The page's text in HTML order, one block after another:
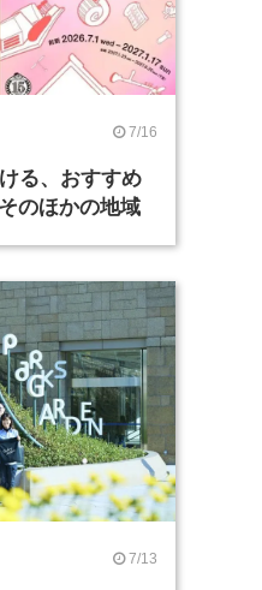
7/16
る、おすすめ
のほかの地域
7/13